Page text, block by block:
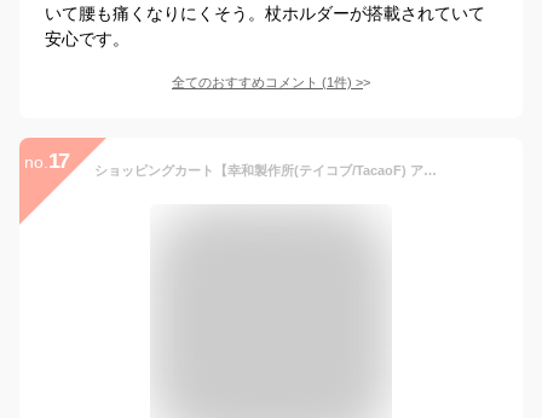
いて腰も痛くなりにくそう。杖ホルダーが搭載されていて
安心です。
全てのおすすめコメント (1件) >
no. 17 ショッピングカート【幸和製作所(テイコブ/TacaoF) アルミ製ショッピングカー 122】キャリーバッグ 軽量 おしゃれ 折りたたみ コンパクト 散歩 シニア 買い物 旅行 人気 送料無料